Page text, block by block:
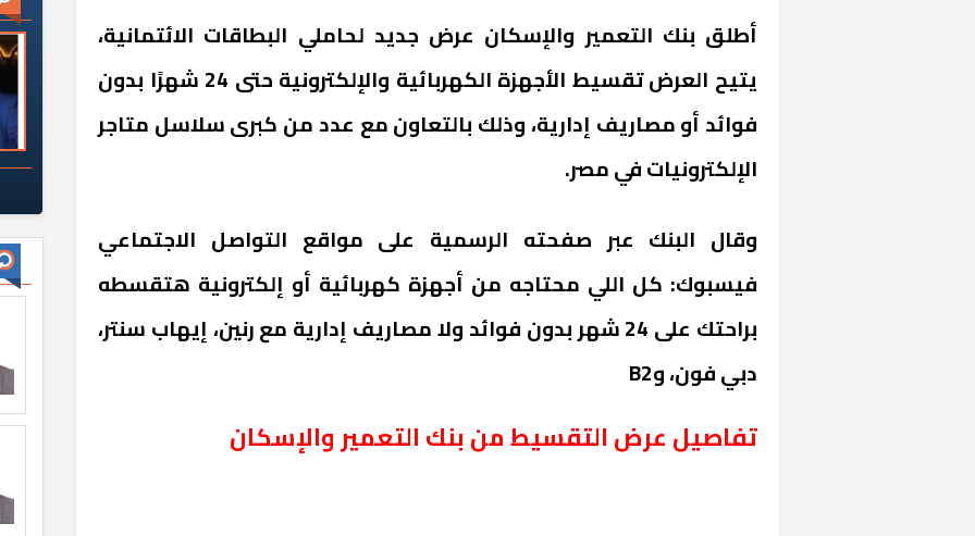
أطلق بنك التعمير والإسكان عرض جديد لحاملي البطاقات الائتمانية،
يتيح العرض تقسيط الأجهزة الكهربائية والإلكترونية حتى 24 شهرًا بدون
فوائد أو مصاريف إدارية، وذلك بالتعاون مع عدد من كبرى سلاسل متاجر
الإلكترونيات في مصر.
وقال البنك عبر صفحته الرسمية على مواقع التواصل الاجتماعي
فيسبوك: كل اللي محتاجه من أجهزة كهربائية أو إلكترونية هتقسطه
براحتك على 24 شهر بدون فوائد ولا مصاريف إدارية مع رنين، إيهاب سنتر،
دبي فون، و2 B
تفاصيل عرض التقسيط من بنك التعمير والإسكان